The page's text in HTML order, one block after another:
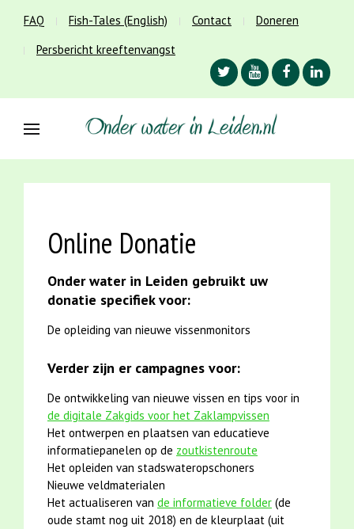
FAQ Fish-Tales (English) Contact
Doneren
Persbericht kreeftenvangst
Online Donatie
Onder water in Leiden gebruikt uw
donatie specifiek voor:
De opleiding van nieuwe vissenmonitors
Verder zijn er campagnes voor:
De ontwikkeling van nieuwe vissen en tips voor in
de digitale Zakgids voor het Zaklampvissen
Het ontwerpen en plaatsen van educatieve
informatiepanelen op de zoutkistenroute
Het opleiden van stadswateropschoners
Nieuwe veldmaterialen
Het actualiseren van de informatieve folder (de
oude stamt nog uit 2018) en de kleurplaat (uit